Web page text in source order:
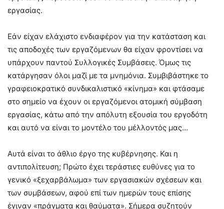
εργασίας.
Εάν είχαν ελάχιστο ενδιαφέρον για την κατάσταση και
τις αποδοχές των εργαζόμενων θα είχαν φροντίσει να
υπάρχουν παντού Συλλογικές Συμβάσεις. Όμως τις
κατάργησαν όλοι μαζί με τα μνημόνια. Συμβιβάστηκε το
γραφειοκρατικό συνδικαλιστικό «κίνημα» και φτάσαμε
στο σημείο να έχουν οι εργαζόμενοι ατομική σύμβαση
εργασίας, κάτω από την απόλυτη εξουσία του εργοδότη
και αυτό να είναι το μοντέλο του μέλλοντός μας…
Αυτά είναι το άθλιο έργο της κυβέρνησης. Και η
αντιπολίτευση; Πρώτο έχει τεράστιες ευθύνες για το
γενικό «ξεχαρβάλωμα» των εργασιακών σχέσεων και
των συμβάσεων, αφού επί των ημερών τους επίσης
έγιναν «πράγματα και θαύματα». Σήμερα συζητούν